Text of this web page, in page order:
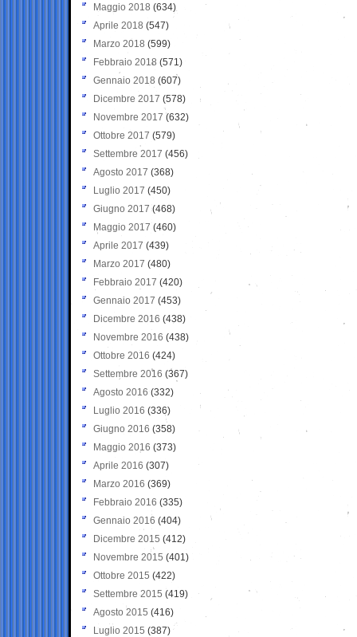
Maggio 2018 (634)
Aprile 2018 (547)
Marzo 2018 (599)
Febbraio 2018 (571)
Gennaio 2018 (607)
Dicembre 2017 (578)
Novembre 2017 (632)
Ottobre 2017 (579)
Settembre 2017 (456)
Agosto 2017 (368)
Luglio 2017 (450)
Giugno 2017 (468)
Maggio 2017 (460)
Aprile 2017 (439)
Marzo 2017 (480)
Febbraio 2017 (420)
Gennaio 2017 (453)
Dicembre 2016 (438)
Novembre 2016 (438)
Ottobre 2016 (424)
Settembre 2016 (367)
Agosto 2016 (332)
Luglio 2016 (336)
Giugno 2016 (358)
Maggio 2016 (373)
Aprile 2016 (307)
Marzo 2016 (369)
Febbraio 2016 (335)
Gennaio 2016 (404)
Dicembre 2015 (412)
Novembre 2015 (401)
Ottobre 2015 (422)
Settembre 2015 (419)
Agosto 2015 (416)
Luglio 2015 (387)